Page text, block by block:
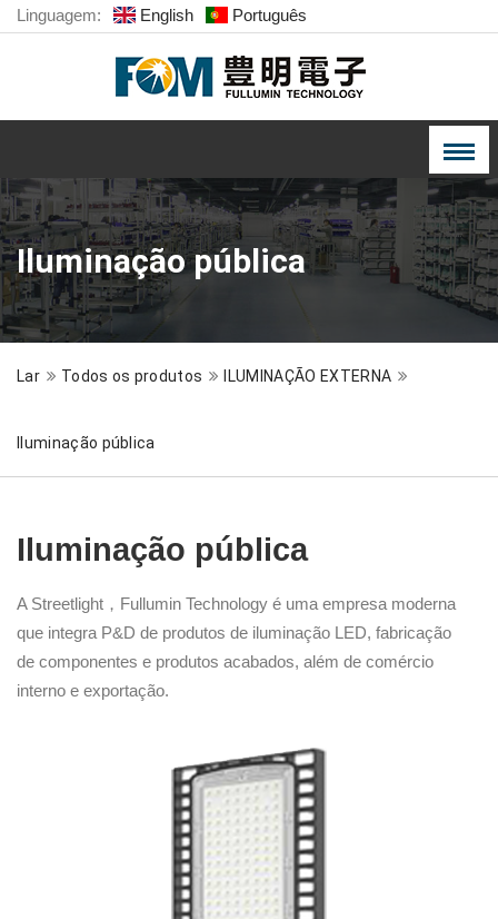
Linguagem: English Português
Iluminação pública
Lar Todos os produtos ILUMINAÇÃO EXTERNA
Iluminação pública
Iluminação pública
A Streetlight，Fullumin Technology é uma empresa moderna
que integra P&D de produtos de iluminação LED, fabricação
de componentes e produtos acabados, além de comércio
interno e exportação.